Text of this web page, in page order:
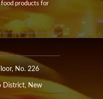
food products for
No. 226
District, New